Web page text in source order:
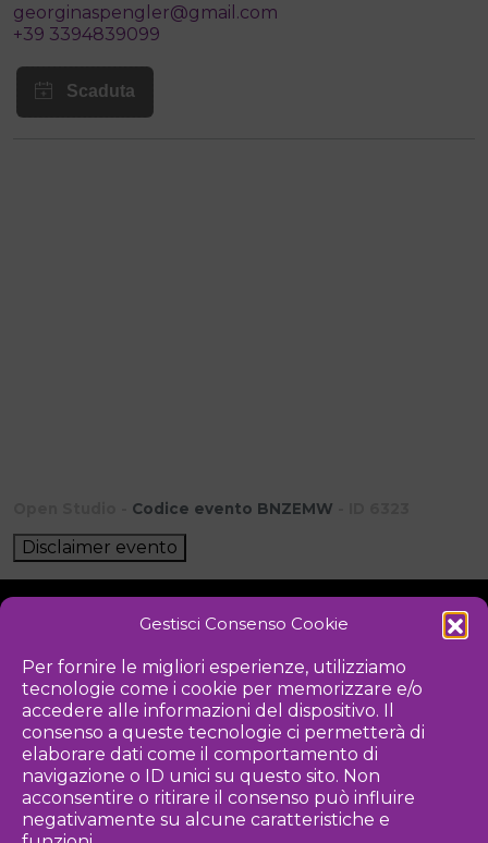
Gestisci Consenso Cookie
Per fornire le migliori esperienze, utilizziamo
tecnologie come i cookie per memorizzare e/o
accedere alle informazioni del dispositivo. Il
consenso a queste tecnologie ci permetterà di
elaborare dati come il comportamento di
navigazione o ID unici su questo sito. Non
acconsentire o ritirare il consenso può influire
negativamente su alcune caratteristiche e
georginaspengler@gmail.com
+39 3394839099
Codice evento BNZEMW
Disclaimer evento
PRIVACY POLICY
Iniziativa
Associazione culturale per la promozione delle arti visive